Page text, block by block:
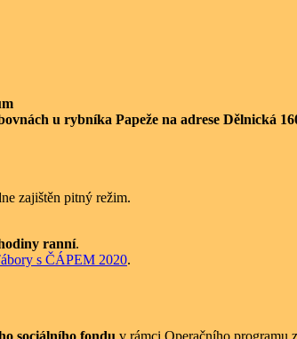
u rybníka Papeže na adrese Dělnická
zajištěn pitný režim.
ranní.
s ČÁPEM 2020.
sociálního fondu v rámci Operačního programu